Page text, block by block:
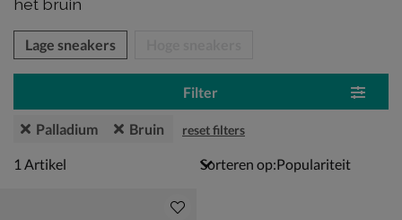
het bruin
over
Lage sneakers
Filter
Palladium Bruin reset filters
1 artikel
1 Artikel Sorteren op: